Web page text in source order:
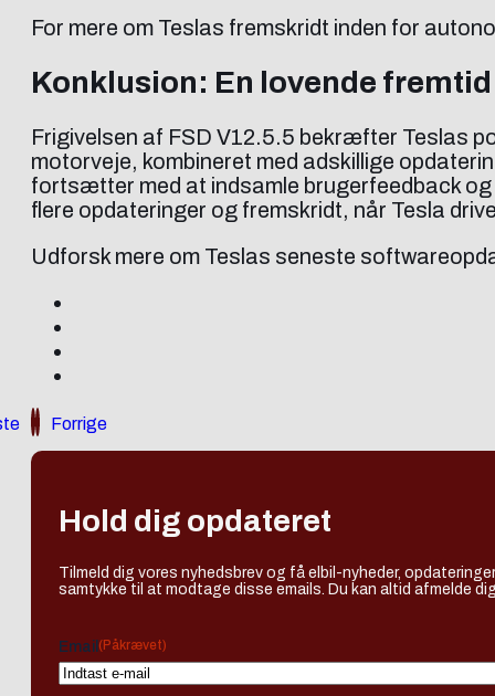
For mere om Teslas fremskridt inden for
Konklusion: En lovende fremtid
Frigivelsen af FSD V12.5.5 bekræfter Teslas
motorveje, kombineret med adskillige
fortsætter med at indsamle brugerfeedback
flere opdateringer og fremskridt, når Tesla
Udforsk mere om Teslas seneste
Forrige
Hold dig opdateret
Tilmeld dig vores nyhedsbrev og få elbil-nyheder,
samtykke til at modtage disse emails. Du kan altid afmelde
Email (Påkrævet)